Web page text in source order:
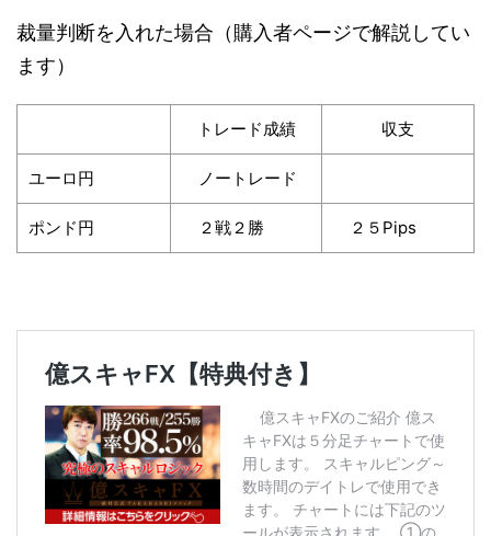
裁量判断を入れた場合（購入者ページで解説してい
ます）
トレード成績 収支
ユーロ円 ノートレード
ポンド円 ２戦２勝 ２５Pips